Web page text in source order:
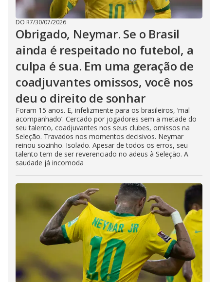
DO R7/30/07/2026
Obrigado, Neymar. Se o Brasil
ainda é respeitado no futebol, a
culpa é sua. Em uma geração de
coadjuvantes omissos, você nos
deu o direito de sonhar
Foram 15 anos. E, infelizmente para os brasileiros, ‘mal
acompanhado’. Cercado por jogadores sem a metade do
seu talento, coadjuvantes nos seus clubes, omissos na
Seleção. Travados nos momentos decisivos. Neymar
reinou sozinho. Isolado. Apesar de todos os erros, seu
talento tem de ser reverenciado no adeus à Seleção. A
saudade já incomoda